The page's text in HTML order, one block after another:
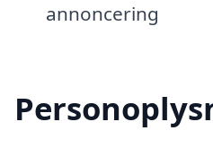
annoncering